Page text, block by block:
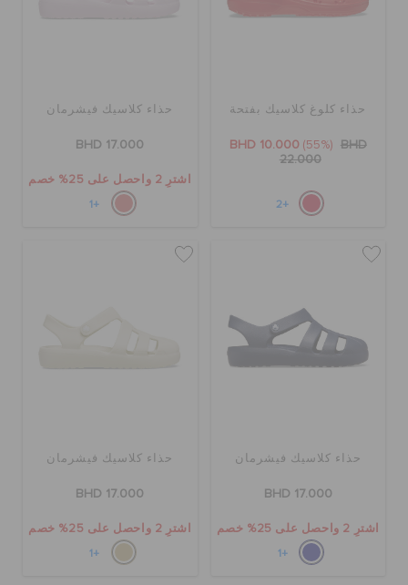
حذاء كلوغ كلاسيك بفتحة
BHD 10.000 (55%)
BHD
22.000
+2
حذاء كلاسيك فيشرمان
BHD 17.000
اشترِ 2 واحصل على 25% خصم
+1
حذاء كلاسيك فيشرمان
BHD 17.000
اشترِ 2 واحصل على 25% خصم
+1
حذاء كلاسيك فيشرمان
BHD 17.000
اشترِ 2 واحصل على 25% خصم
+1